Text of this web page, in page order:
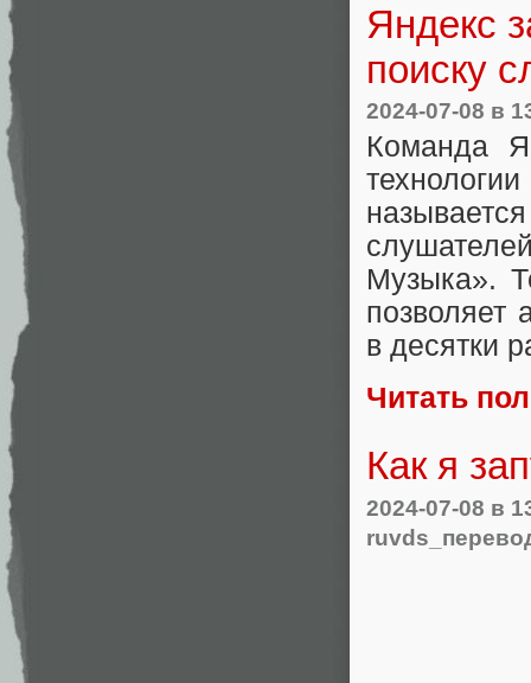
Яндекс
поиску
2024-07-08 в
Команда
Музыка».
позволяет
в десятки
Читать
Как я
2024-07-08 в